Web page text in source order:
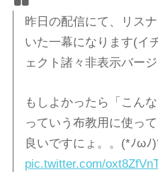
昨日の配信にて、リス
いた一幕になります(イ
ェクト諸々非表示バー
もしよかったら「こん
っていう布教用に使っ
良いですにょ。。(*ﾉωﾉ
pic.twitter.com/